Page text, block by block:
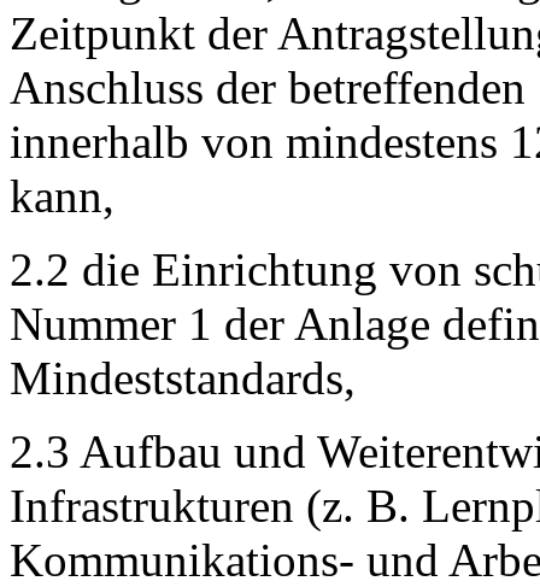
Zeitpunkt der
Anschluss der
innerhalb von mindestens
kann,
2.2 die Einrichtung von
Nummer 1 der Anlage
Mindeststandards,
2.3 Aufbau und
Infrastrukturen (z. B.
Kommunikations- und